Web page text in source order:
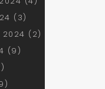
(3)
(2)
(9)